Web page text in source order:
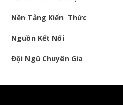
Nền Tảng Kiến Thức
Nguồn Kết Nối
Đội Ngũ Chuyên Gia